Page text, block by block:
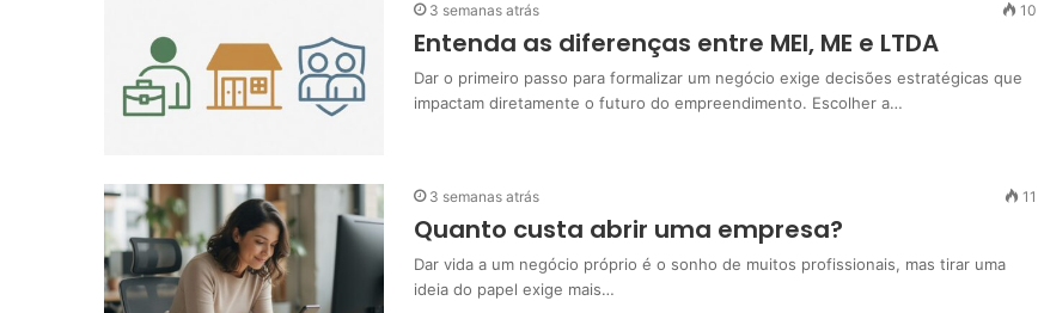
3 semanas atrás 10
Entenda as diferenças entre MEI, ME e LTDA
Dar o primeiro passo para formalizar um negócio exige decisões estratégicas que
impactam diretamente o futuro do empreendimento. Escolher a…
3 semanas atrás 11
Quanto custa abrir uma empresa?
Dar vida a um negócio próprio é o sonho de muitos profissionais, mas tirar uma
ideia do papel exige mais…